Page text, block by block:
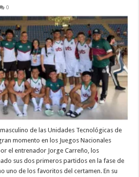
0
de las Unidades Tecnológicas de
momento en los Juegos Nacionales
el entrenador Jorge Carreño, los
sus dos primeros partidos en la fase de
uno de los favoritos del certamen. En su